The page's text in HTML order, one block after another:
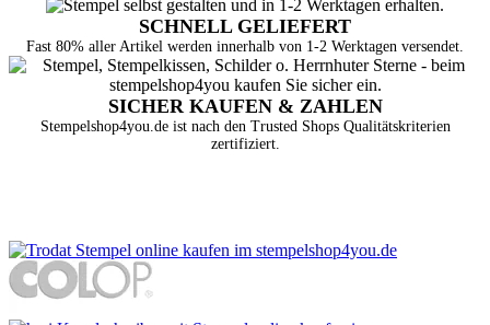
SCHNELL GELIEFERT
Fast 80% aller Artikel werden innerhalb von 1-2 Werktagen versendet.
SICHER KAUFEN & ZAHLEN
Stempelshop4you.de ist nach den Trusted Shops Qualitätskriterien
zertifiziert.